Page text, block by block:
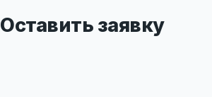
Оставить заявку